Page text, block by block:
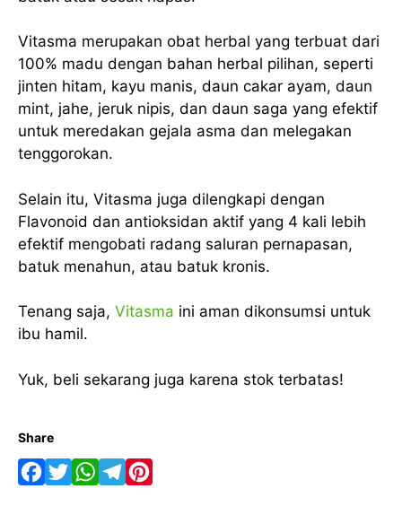
Vitasma merupakan obat herbal yang terbuat dari
100% madu dengan bahan herbal pilihan, seperti
jinten hitam, kayu manis, daun cakar ayam, daun
mint, jahe, jeruk nipis, dan daun saga yang efektif
untuk meredakan gejala asma dan melegakan
tenggorokan.
Selain itu, Vitasma juga dilengkapi dengan
Flavonoid dan antioksidan aktif yang 4 kali lebih
efektif mengobati radang saluran pernapasan,
batuk menahun, atau batuk kronis.
Tenang saja, Vitasma ini aman dikonsumsi untuk
ibu hamil.
Yuk, beli sekarang juga karena stok terbatas!
Share